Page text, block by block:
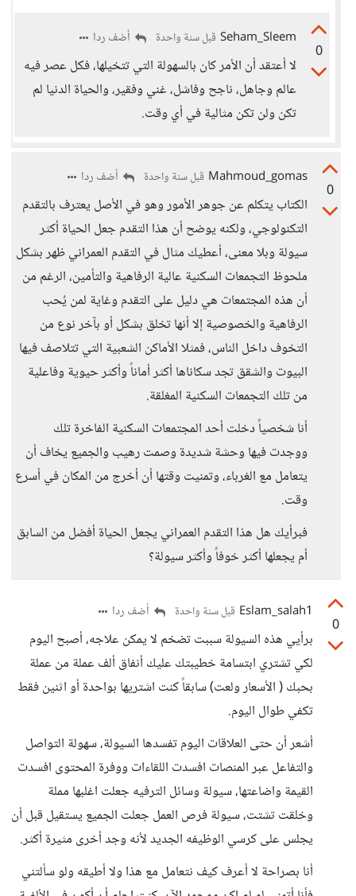
0
Seham_Sleem قبل سنة واحدة أضف ردا
لا أعتقد أن الأمر كان بالسهولة التي تتخيلها، فكل عصر فيه
عالم وجاهل، ناجح وفاشل، غني وفقير، والحياة الدنيا لم
تكن ولن تكن مثالية في أي وقت.
0
Mahmoud_gomas قبل سنة واحدة أضف ردا
الكتاب يتكلم عن جوهر الأمور وهو في الأصل يعترف بالتقدم
التكنولوجي، ولكنه يوضح أن هذا التقدم جعل الحياة أكثر
سيولة وبلا معنى، أعطيك مثال في التقدم العمراني ظهر بشكل
ملحوظ التجمعات السكنية عالية الرفاهية والتأمين، الرغم من
أن هذه المجتمعات هي دليل على التقدم وغاية لمن يُحب
الرفاهية والخصوصية إلا أنها تخلق بشكل أو بآخر نوع من
التخوف داخل الناس، فمثلا الأماكن الشعبية التي تتلاصف فيها
البيوت والشقق تجد سكاناها أكثر أماناً وأكثر حيوية وفاعلية
من تلك التجمعات السكنية المغلقة.
أنا شخصياً دخلت أحد المجتمعات السكنية الفاخرة تلك
ووجدت فيها وحشة شديدة وصمت رهيب والجميع يخاف أن
يتعامل مع الغرباء، وتمنيت وقتها أن أخرج من المكان في أسرع
وقت.
فبرأيك هل هذا التقدم العمراني يجعل الحياة أفضل من السابق
أم يجعلها أكثر خوفاً وأكثر سيولة؟
0
Eslam_salah1 قبل سنة واحدة أضف ردا
برأيي هذه السيولة سببت تضخم لا يمكن علاجه، أصبح اليوم
لكي تشتري ابتسامة خطيبتك عليك أنفاق ألف عملة من عملة
بحبك ( الأسعار ولعت) سابقاً كنت اشتريها بواحدة أو اثنين فقط
تكفي طوال اليوم.
أشعر أن حتى العلاقات اليوم تفسدها السيولة، سهولة التواصل
والتفاعل عبر المنصات افسدت اللقاءات ووفرة المحتوى افسدت
القيمة واضاعتها، سيولة وسائل الترفيه جعلت اغلبها مملة
وخلقت تشتت، سيولة فرص العمل جعلت الجميع يستقيل قبل أن
يجلس على كرسي الوظيفه الجديد لأنه وجد أخرى مثيرة أكثر.
أنا بصراحة لا أعرف كيف نتعامل مع هذا ولا أطيقه ولو سألتني